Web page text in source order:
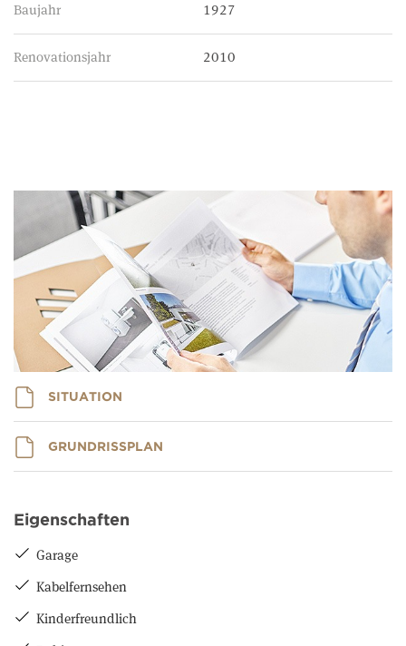
Baujahr 1927
Renovationsjahr 2010
SITUATION
GRUNDRISSPLAN
Eigenschaften
Garage
Kabelfernsehen
Kinderfreundlich